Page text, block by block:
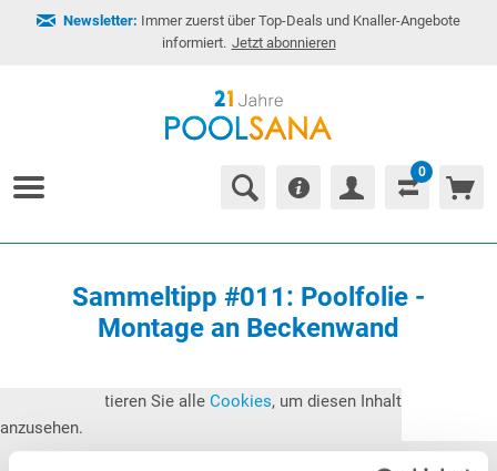
Newsletter: Immer zuerst über Top-Deals und Knaller-Angebote
informiert. Jetzt abonnieren
0
Sammeltipp #011: Poolfolie -
Montage an Beckenwand
Bitte akzeptieren Sie alle Cookies, um diesen Inhalt
anzusehen.